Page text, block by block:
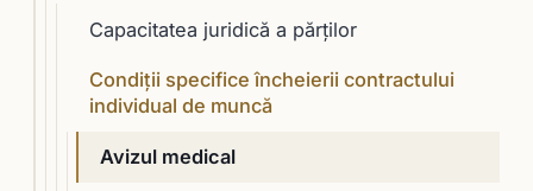
Capacitatea juridică a părţilor
Condiţii specifice încheierii contractului
individual de muncă
Avizul medical